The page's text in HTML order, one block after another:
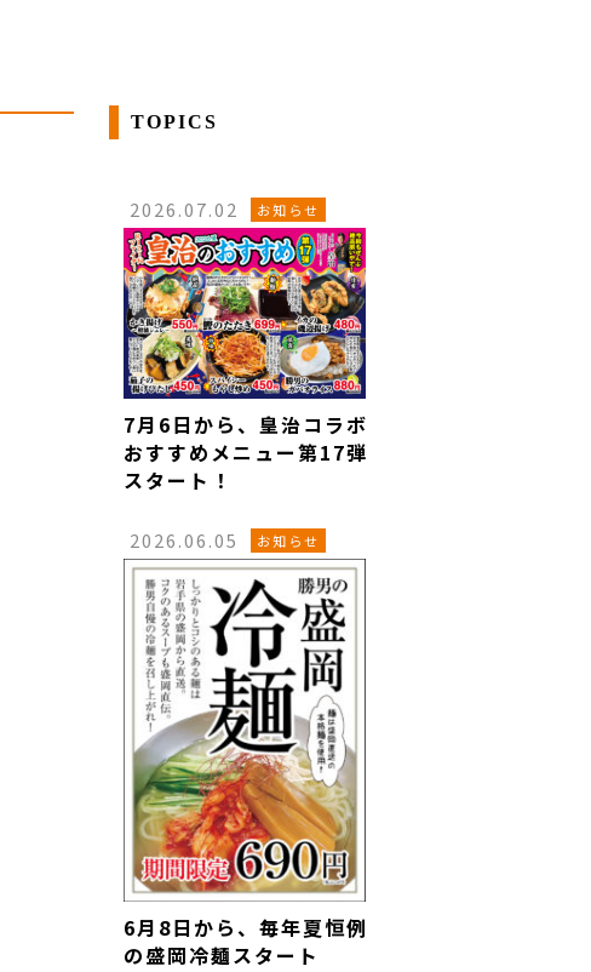
TOPICS
2026.07.02 お知らせ
7月6日から、皇治コラボ
おすすめメニュー第17弾
スタート！
2026.06.05 お知らせ
6月8日から、毎年夏恒例
の盛岡冷麺スタート